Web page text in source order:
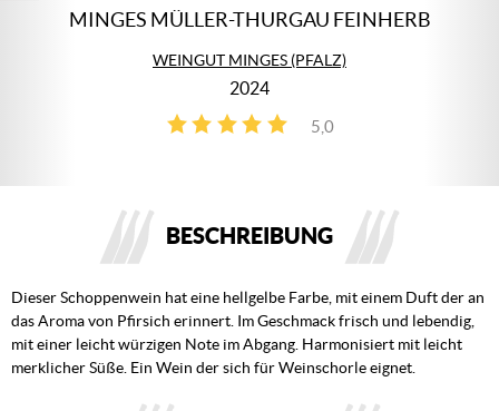
MINGES MÜLLER-THURGAU FEINHERB
WEINGUT MINGES (PFALZ)
2024
5,0
1
BESCHREIBUNG
Dieser Schoppenwein hat eine hellgelbe Farbe, mit einem Duft der an
das Aroma von Pfirsich erinnert. Im Geschmack frisch und lebendig,
mit einer leicht würzigen Note im Abgang. Harmonisiert mit leicht
merklicher Süße. Ein Wein der sich für Weinschorle eignet.